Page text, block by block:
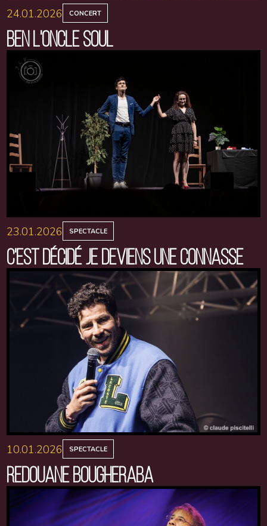
24.01.2026 CONCERT
BEN L'ONCLE SOUL
23.01.2026 SPECTACLE
C'EST DÉCIDÉ JE DEVIENS UNE CONNASSE
10.01.2026 SPECTACLE
REDOUANE BOUGHERABA